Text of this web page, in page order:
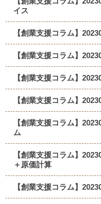
イス
【創業支援コラム】
【創業支援コラム】
【創業支援コラム】
【創業支援コラム】
【創業支援コラム】
ム
【創業支援コラム】
＋原価計算
【創業支援コラム】